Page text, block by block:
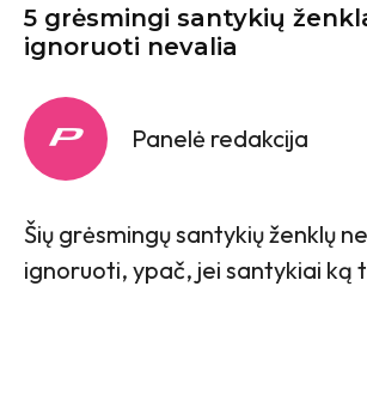
5 grėsmingi santykių
ignoruoti nevalia
Panelė redakcija
Šių grėsmingų santykių ženklų
ignoruoti, ypač, jei santykiai ką